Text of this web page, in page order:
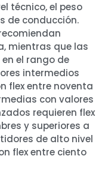
técnico, el peso
de conducción.
mientras que las
el rango de
intermedios
flex entre noventa
con valores
requieren flex
y superiores a
de alto nivel
flex entre ciento